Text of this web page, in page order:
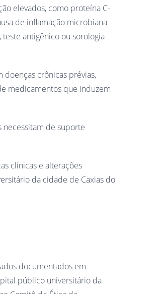
elevados, como proteína C-
de inflamação microbiana
teste antigênico ou sorologia
crônicas prévias,
medicamentos que induzem
necessitam de suporte
clínicas e alterações
da cidade de Caxias do
documentados em
público universitário da